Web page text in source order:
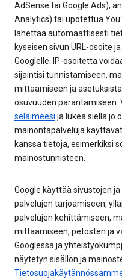
AdSense tai Google Ads),
Analytics) tai upotettua
lähettää automaattisesti
kyseisen sivun URL-osoite
Googlelle. IP-osoitetta
sijaintisi tunnistamiseen,
mittaamiseen ja
osuvuuden parantamiseen.
selaimeesi ja lukea siellä jo
mainontapalveluja
kanssa tietoja, esimerkiksi
mainostunnisteen.
Google käyttää sivustojen
palvelujen tarjoamiseen,
palvelujen kehittämiseen,
mittaamiseen, petosten ja
Googlessa ja
näytetyn sisällön ja